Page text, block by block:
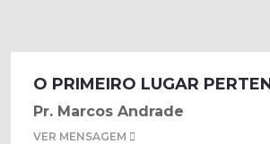
O PRIMEIRO LUGAR
Pr. Marcos Andrade
VER MENSAGEM